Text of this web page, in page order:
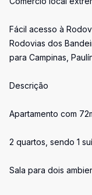
Fácil acesso à
Rodovias dos
para Campinas,
Descrição
Apartamento com
2 quartos, sendo 1
Sala para dois